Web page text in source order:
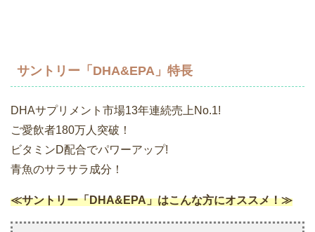
サントリー「DHA&EPA」特長
DHAサプリメント市場13年連続売上No.1!
ご愛飲者180万人突破！
ビタミンD配合でパワーアップ!
青魚のサラサラ成分！
≪サントリー「DHA&EPA」はこんな方にオススメ！≫